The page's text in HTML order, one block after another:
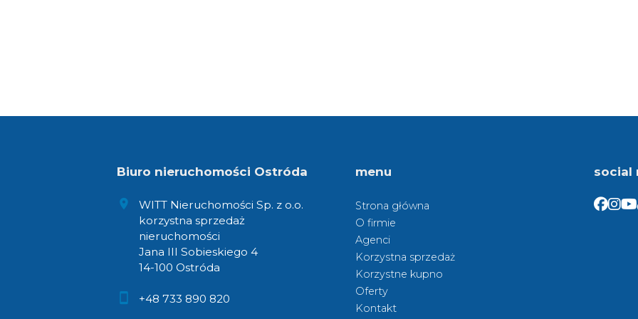
Biuro nieruchomości Ostróda
WITT Nieruchomości Sp. z o.o.
korzystna sprzedaż
nieruchomości
Jana III Sobieskiego 4
14-100 Ostróda
+48 733 890 820
menu
Strona główna
O firmie
Agenci
Korzystna sprzedaż
Korzystne kupno
Oferty
Kontakt
social